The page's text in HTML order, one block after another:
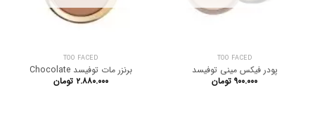
TOO FACED
پودر فیکس مینی توفیسد
۹۰۰.۰۰۰ تومان
TOO FACED
برنزر مات توفیسد Chocolate
۲.۸۸۰.۰۰۰ تومان